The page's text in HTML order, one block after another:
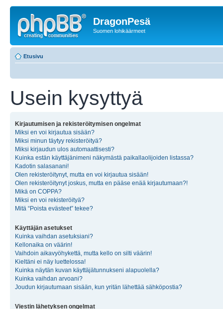
DragonPesä
Suomen lohikäärmeet
Etusivu
Usein kysyttyä
Kirjautumisen ja rekisteröitymisen ongelmat
Miksi en voi kirjautua sisään?
Miksi minun täytyy rekisteröityä?
Miksi kirjaudun ulos automaattisesti?
Kuinka estän käyttäjänimeni näkymästä paikallaolijoiden listassa?
Kadotin salasanani!
Olen rekisteröitynyt, mutta en voi kirjautua sisään!
Olen rekisteröitynyt joskus, mutta en pääse enää kirjautumaan?!
Mikä on COPPA?
Miksi en voi rekisteröityä?
Mitä “Poista evästeet” tekee?
Käyttäjän asetukset
Kuinka vaihdan asetuksiani?
Kellonaika on väärin!
Vaihdoin aikavyöhykettä, mutta kello on silti väärin!
Kieltäni ei näy luettelossa!
Kuinka näytän kuvan käyttäjätunnukseni alapuolella?
Kuinka vaihdan arvoani?
Joudun kirjautumaan sisään, kun yritän lähettää sähköpostia?
Viestin lähetyksen ongelmat